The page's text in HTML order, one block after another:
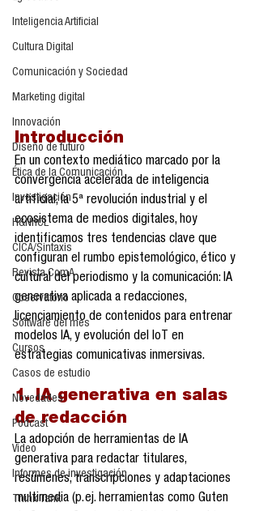
Inteligencia Artificial
Cultura Digital
Comunicación y Sociedad
Marketing digital
Innovación
Diseño de futuro
Ética de la Comunicación
Investigación
H&NhCL
CICA/Sintaxis
Revista ComA
Observatorio
Software del mes
Cursos
Casos de estudio
Novedades
Podcast
Video
Informes de investigación
Think Tank
Introducción
En un contexto mediático marcado por la
convergencia acelerada de inteligencia
artificial, la 5ª revolución industrial y el
ecosistema de medios digitales, hoy
identificamos tres tendencias clave que
configuran el rumbo epistemológico, ético y
cultural del periodismo y la comunicación: IA
generativa aplicada a redacciones,
licenciamiento de contenidos para entrenar
modelos IA, y evolución del IoT en
estrategias comunicativas inmersivas.
1. IA generativa en salas
de redacción
La adopción de herramientas de IA
generativa para redactar titulares,
resúmenes, transcripciones y adaptaciones
multimedia (p. ej. herramientas como Guten